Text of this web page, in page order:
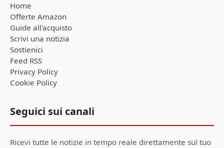
Home
Offerte Amazon
Guide all'acquisto
Scrivi una notizia
Sostienici
Feed RSS
Privacy Policy
Cookie Policy
Seguici sui canali
Ricevi tutte le notizie in tempo reale direttamente sul tuo